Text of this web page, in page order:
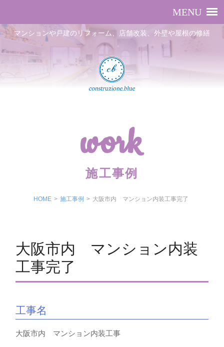
マンションや戸建のリフォーム、店舗改装、外壁や屋根の修繕
work
施工事例
HOME > 施工事例 > 大阪市内 マンション内装工事完了
大阪市内 マンション内装
工事完了
工事名
大阪市内 マンション内装工事